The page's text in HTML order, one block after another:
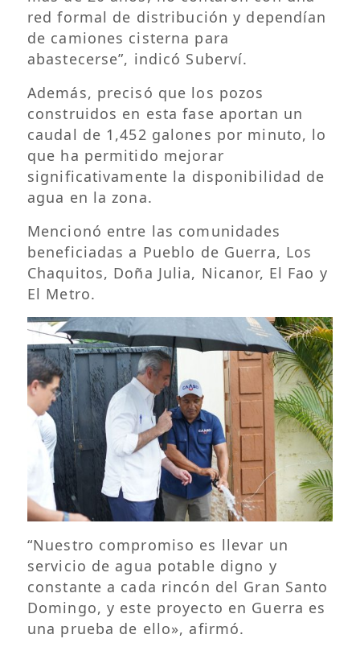
red formal de distribución y dependían
de camiones cisterna para
abastecerse”, indicó Suberví.
Además, precisó que los pozos
construidos en esta fase aportan un
caudal de 1,452 galones por minuto, lo
que ha permitido mejorar
significativamente la disponibilidad de
agua en la zona.
Mencionó entre las comunidades
beneficiadas a Pueblo de Guerra, Los
Chaquitos, Doña Julia, Nicanor, El Fao y
El Metro.
“Nuestro compromiso es llevar un
servicio de agua potable digno y
constante a cada rincón del Gran Santo
Domingo, y este proyecto en Guerra es
una prueba de ello», afirmó.